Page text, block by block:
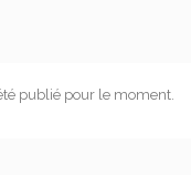
publié pour le moment.